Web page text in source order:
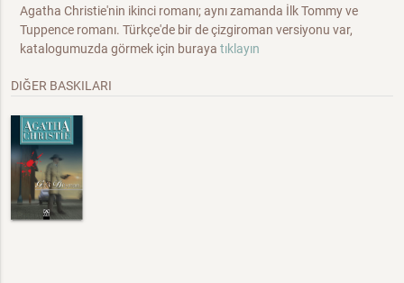
Agatha Christie'nin ikinci romanı; aynı zamanda İlk Tommy ve
Tuppence romanı. Türkçe'de bir de çizgiroman versiyonu var,
katalogumuzda görmek için burayatıklayın
DIĞER BASKILARI